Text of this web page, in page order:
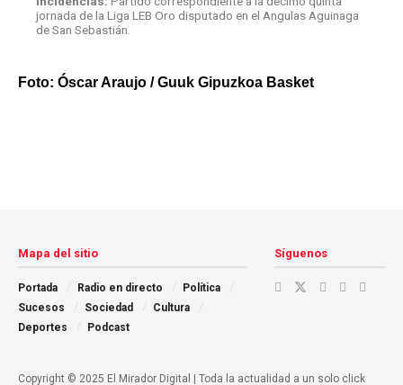
jornada de la Liga LEB Oro disputado en el Angulas Aguinaga
de San Sebastián.
Foto: Óscar Araujo / Guuk Gipuzkoa Basket
Copyright © 2025 El Mirador Digital | Toda la actualidad a un solo click
Mapa del sitio
Portada Radio en directo
Política
Sucesos
Sociedad
Cultura
Deportes
Podcast
Síguenos